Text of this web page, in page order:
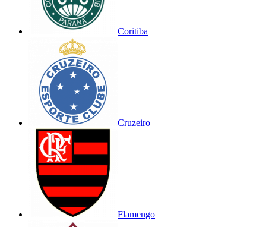
Coritiba
Cruzeiro
Flamengo